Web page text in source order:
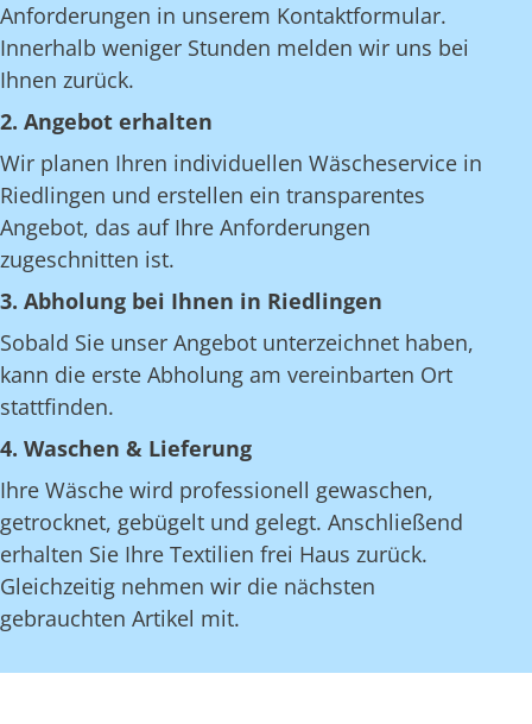
Anforderungen in unserem Kontaktformular.
Innerhalb weniger Stunden melden wir uns bei
Ihnen zurück.
2. Angebot erhalten
Wir planen Ihren individuellen Wäscheservice in
Riedlingen und erstellen ein transparentes
Angebot, das auf Ihre Anforderungen
zugeschnitten ist.
3. Abholung bei Ihnen in Riedlingen
Sobald Sie unser Angebot unterzeichnet haben,
kann die erste Abholung am vereinbarten Ort
stattfinden.
4. Waschen & Lieferung
Ihre Wäsche wird professionell gewaschen,
getrocknet, gebügelt und gelegt. Anschließend
erhalten Sie Ihre Textilien frei Haus zurück.
Gleichzeitig nehmen wir die nächsten
gebrauchten Artikel mit.